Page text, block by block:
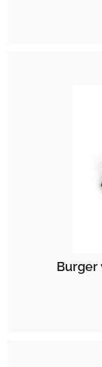
Burger